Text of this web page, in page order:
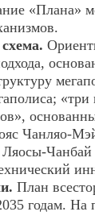
«Плана»
Чанляо-
Ляосы-
План
годам. На